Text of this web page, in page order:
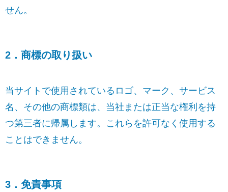
せん。
2．商標の取り扱い
当サイトで使用されているロゴ、マーク、サービス
名、その他の商標類は、当社または正当な権利を持
つ第三者に帰属します。これらを許可なく使用する
ことはできません。
3．免責事項